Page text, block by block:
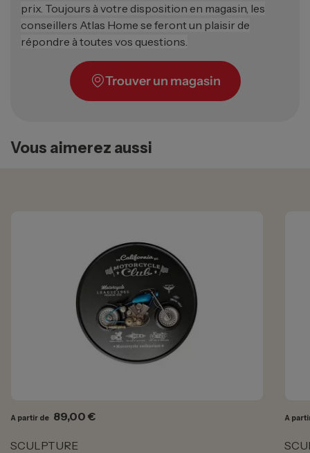
prix. Toujours à votre disposition en magasin, les
conseillers Atlas Home se feront un plaisir de
répondre à toutes vos questions.
Trouver un magasin
Vous aimerez aussi
A partir de Prix
89,00 €
SCULPTURE
A